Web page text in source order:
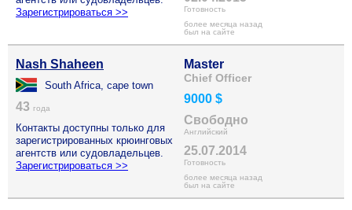
Зарегистрироваться >>
Готовность
более месяца назад
был на сайте
Nash Shaheen
South Africa, cape town
43 года
Контакты доступны только для
зарегистрированных крюинговых
агентств или судовладельцев.
Зарегистрироваться >>
Master
Chief Officer
9000 $
Свободно
Английский
25.07.2014
Готовность
более месяца назад
был на сайте